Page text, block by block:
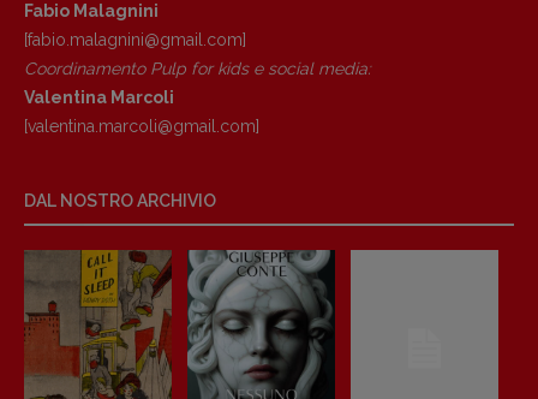
Fabio Malagnini
[fabio.malagnini@gmail. com]
Coordinamento Pulp for kids e social media:
Valentina Marcoli
[valentina.marcoli@gmail. com]
DAL NOSTRO ARCHIVIO